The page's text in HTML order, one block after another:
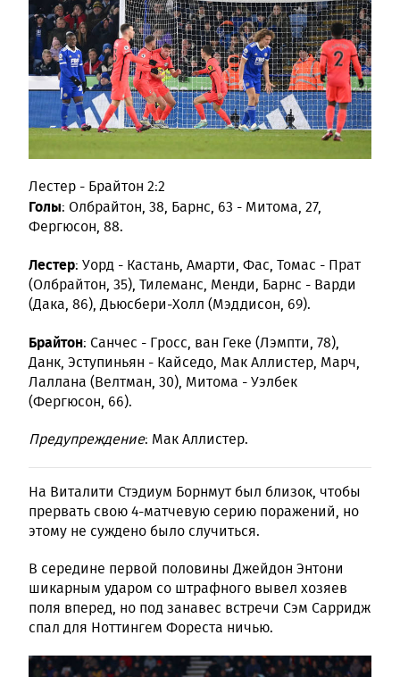
Лестер - Брайтон 2:2
Голы: Олбрайтон, 38, Барнс, 63 - Митома, 27,
Фергюсон, 88.
Лестер: Уорд - Кастань, Амарти, Фас, Томас - Прат
(Олбрайтон, 35), Тилеманс, Менди, Барнс - Варди
(Дака, 86), Дьюсбери-Холл (Мэддисон, 69).
Брайтон: Санчес - Гросс, ван Геке (Лэмпти, 78),
Данк, Эступиньян - Кайседо, Мак Аллистер, Марч,
Лаллана (Велтман, 30), Митома - Уэлбек
(Фергюсон, 66).
Предупреждение: Мак Аллистер.
На Виталити Стэдиум Борнмут был близок, чтобы
прервать свою 4-матчевую серию поражений, но
этому не суждено было случиться.
В середине первой половины Джейдон Энтони
шикарным ударом со штрафного вывел хозяев
поля вперед, но под занавес встречи Сэм Сарридж
спал для Ноттингем Фореста ничью.